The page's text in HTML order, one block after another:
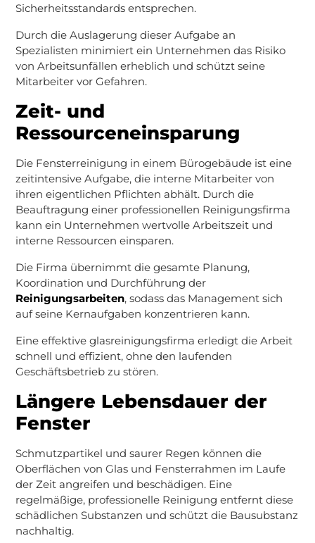
Sicherheitsstandards entsprechen.
Durch die Auslagerung dieser Aufgabe an
Spezialisten minimiert ein Unternehmen das Risiko
von Arbeitsunfällen erheblich und schützt seine
Mitarbeiter vor Gefahren.
Zeit- und
Ressourceneinsparung
Die Fensterreinigung in einem Bürogebäude ist eine
zeitintensive Aufgabe, die interne Mitarbeiter von
ihren eigentlichen Pflichten abhält. Durch die
Beauftragung einer professionellen Reinigungsfirma
kann ein Unternehmen wertvolle Arbeitszeit und
interne Ressourcen einsparen.
Die Firma übernimmt die gesamte Planung,
Koordination und Durchführung der
Reinigungsarbeiten, sodass das Management sich
auf seine Kernaufgaben konzentrieren kann.
Eine effektive glasreinigungsfirma erledigt die Arbeit
schnell und effizient, ohne den laufenden
Geschäftsbetrieb zu stören.
Längere Lebensdauer der
Fenster
Schmutzpartikel und saurer Regen können die
Oberflächen von Glas und Fensterrahmen im Laufe
der Zeit angreifen und beschädigen. Eine
regelmäßige, professionelle Reinigung entfernt diese
schädlichen Substanzen und schützt die Bausubstanz
nachhaltig.